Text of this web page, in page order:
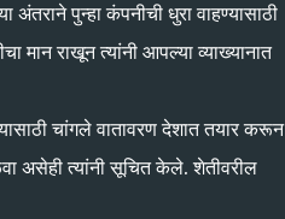
अंतराने पुन्हा कंपनीची धुरा वाहण्यासाठी
मान राखून त्यांनी आपल्या व्याख्यानात
चांगले वातावरण देशात तयार करून
असेही त्यांनी सूचित केले. शेतीवरील